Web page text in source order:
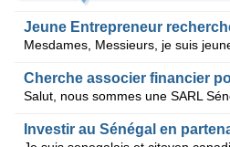
Jeune Entrepreneur
Cherche associer financier
Investir au Sénégal en